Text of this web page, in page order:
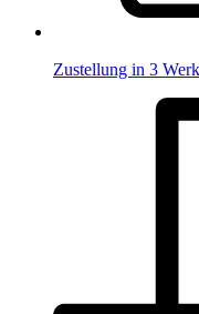
Zustellung in 3